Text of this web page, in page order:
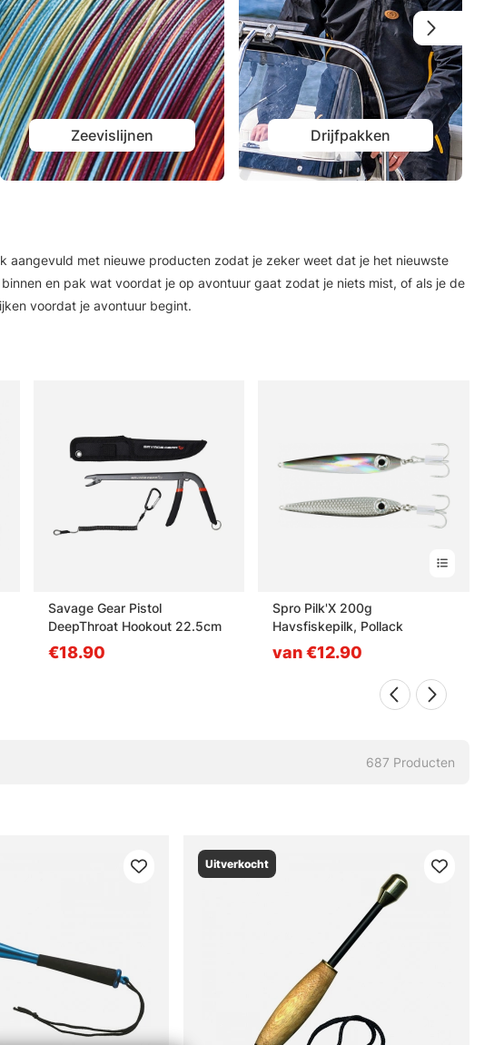
Zeevislijnen Drijfpakken
aangevuld met nieuwe producten zodat je zeker weet dat je het nieuwste
en pak wat voordat je op avontuur gaat zodat je niets mist, of als je de
voordat je avontuur begint.
Savage Gear Pistol
DeepThroat Hookout 22.5cm
€18.90
Spro Pilk'X 200g
Havsfiskepilk, Pollack
van €12.90
687 Producten
Uitverkocht